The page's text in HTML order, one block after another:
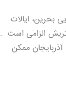
بحرین، ایالات
اتریش الزامی است .
ممکن